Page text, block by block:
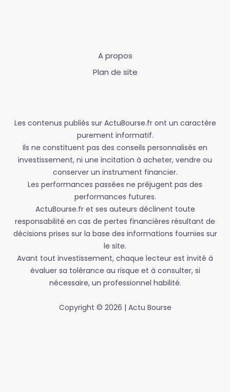
A propos
Plan de site
Les contenus publiés sur ActuBourse.fr ont un caractère
purement informatif.
Ils ne constituent pas des conseils personnalisés en
investissement, ni une incitation à acheter, vendre ou
conserver un instrument financier.
Les performances passées ne préjugent pas des
performances futures.
ActuBourse.fr et ses auteurs déclinent toute
responsabilité en cas de pertes financières résultant de
décisions prises sur la base des informations fournies sur
le site.
Avant tout investissement, chaque lecteur est invité à
évaluer sa tolérance au risque et à consulter, si
nécessaire, un professionnel habilité.
Copyright © 2026 | Actu Bourse